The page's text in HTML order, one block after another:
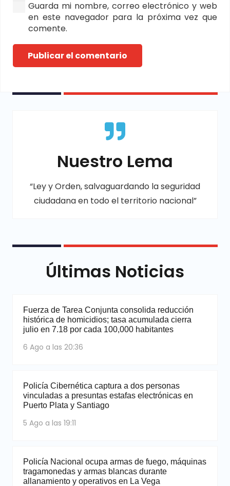
Guarda mi nombre, correo electrónico y web
en este navegador para la próxima vez que
comente.
Publicar el comentario
Nuestro Lema
“Ley y Orden, salvaguardando la seguridad
ciudadana en todo el territorio nacional”
Últimas Noticias
Fuerza de Tarea Conjunta consolida reducción
histórica de homicidios; tasa acumulada cierra
julio en 7.18 por cada 100,000 habitantes
6 Ago a las 20:36
Policía Cibernética captura a dos personas
vinculadas a presuntas estafas electrónicas en
Puerto Plata y Santiago
5 Ago a las 19:11
Policía Nacional ocupa armas de fuego, máquinas
tragamonedas y armas blancas durante
allanamiento y operativos en La Vega